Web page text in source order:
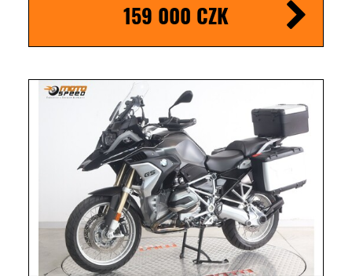
159 000 CZK